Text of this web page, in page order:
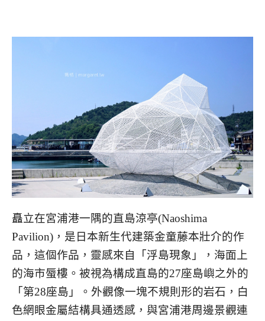
矗立在宮浦港一隅的直島涼亭(Naoshima
Pavilion)，是日本新生代建築金童藤本壯介的作
品，這個作品，靈感來自「浮島現象」，海面上
的海市蜃樓。被視為構成直島的27座島嶼之外的
「第28座島」。外觀像一塊不規則形的岩石，白
色網眼金屬結構具通透感，與宮浦港周邊景觀連